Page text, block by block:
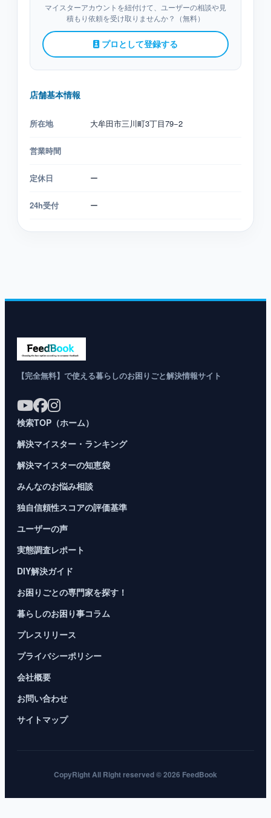
マイスターアカウントを紐付けて、ユーザーの相談や見
積もり依頼を受け取りませんか？（無料）
プロとして登録する
店舗基本情報
所在地 大牟田市三川町3丁目79−2
営業時間
定休日 ー
24h受付 ー
【完全無料】で使える暮らしのお困りごと解決情報サイト
検索TOP（ホーム）
解決マイスター・ランキング
解決マイスターの知恵袋
みんなのお悩み相談
独自信頼性スコアの評価基準
ユーザーの声
実態調査レポート
DIY解決ガイド
お困りごとの専門家を探す！
暮らしのお困り事コラム
プレスリリース
プライバシーポリシー
会社概要
お問い合わせ
サイトマップ
CopyRight All Right reserved © 2026 FeedBook